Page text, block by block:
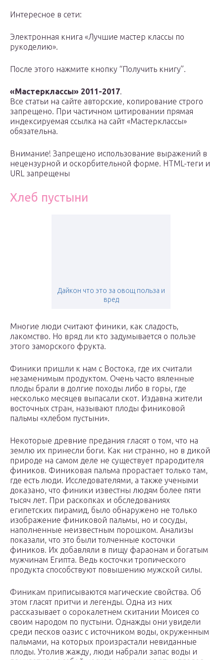
Интересное в сети:
Электронная книга «Лучшие мастер классы по
рукоделию».
После этого нажмите кнопку “Получить книгу”.
«Мастерклассы» 2011-2017.
Все статьи на сайте авторские, копирование строго
запрещено. При частичном цитировании прямая
индексируемая ссылка на сайт «Мастерклассы»
обязательна.
Внимание! Запрещено использование выражений в
нецензурной и оскорбительной форме. HTML-теги и
URL запрещены
Хлеб пустыни
Дайкон что это за овощ польза и
вред
Многие люди считают финики, как сладость,
лакомство. Но вряд ли кто задумывается о пользе
этого заморского фрукта.
Финики пришли к нам с Востока, где их считали
незаменимым продуктом. Очень часто вяленные
плоды брали в долгие походы либо в горы, где
несколько месяцев выпасали скот. Издавна жители
восточных стран, называют плоды финиковой
пальмы «хлебом пустыни».
Некоторые древние предания гласят о том, что на
землю их принесли боги. Как ни странно, но в дикой
природе на самом деле не существует прародителя
фиников. Финиковая пальма прорастает только там,
где есть люди. Исследователями, а также учеными
доказано, что финики известны людям более пяти
тысяч лет. При раскопках и обследованиях
египетских пирамид, было обнаружено не только
изображение финиковой пальмы, но и сосуды,
наполненные неизвестным порошком. Анализы
показали, что это были толченные косточки
фиников. Их добавляли в пищу фараонам и богатым
мужчинам Египта. Ведь косточки тропического
продукта способствуют повышению мужской силы.
Финикам приписываются магические свойства. Об
этом гласят притчи и легенды. Одна из них
рассказывает о сорокалетнем скитании Моисея со
своим народом по пустыни. Однажды они увидели
среди песков оазис с источником воды, окруженным
пальмами, на которых произрастали невиданные
плоды. Утолив жажду, люди набрали запас воды и